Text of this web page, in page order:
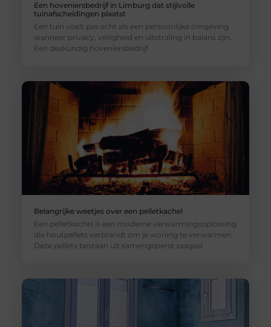
Een hoveniersbedrijf in Limburg dat stijlvolle
tuinafscheidingen plaatst
Een tuin voelt pas echt als een persoonlijke omgeving
wanneer privacy, veiligheid en uitstraling in balans zijn.
Een deskundig hoveniersbedrijf
Belangrijke weetjes over een pelletkachel
Een pelletkachel is een moderne verwarmingsoplossing
die houtpellets verbrandt om je woning te verwarmen.
Deze pellets bestaan uit samengeperst zaagsel